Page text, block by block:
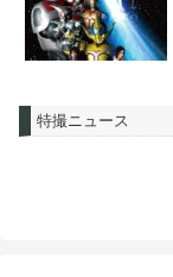
特撮ニュース